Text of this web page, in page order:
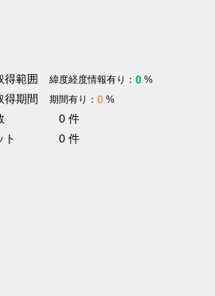
得範囲 緯度経度情報有り： 0 %
得期間 期間有り： 0 %
0 件
ト
0 件